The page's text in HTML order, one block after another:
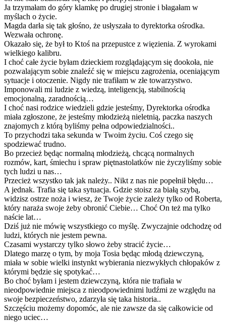
Ja trzymałam do góry klamkę po drugiej stronie i błagałam w
myślach o życie.
Magda darła się tak głośno, że usłyszała to dyrektorka ośrodka.
Wezwała ochronę.
Okazało się, że był to Ktoś na przepustce z więzienia. Z wyrokami
wielkiego kalibru.
I choć całe życie byłam dzieckiem rozglądającym się dookoła, nie
pozwalającym sobie znaleźć się w miejscu zagrożenia, oceniającym
sytuacje i otoczenie. Nigdy nie trafiłam w złe towarzystwo.
Imponowali mi ludzie z wiedzą, inteligencją, stabilnością
emocjonalną, zaradnością…
I choć nasi rodzice wiedzieli gdzie jesteśmy, Dyrektorka ośrodka
miała zgłoszone, że jesteśmy młodzieżą nieletnią, paczka naszych
znajomych z którą byliśmy pełna odpowiedzialności..
To przychodzi taka sekunda w Twoim życiu. Coś czego się
spodziewać trudno.
Bo przecież będąc normalną młodzieżą, chcącą normalnych
rozmów, kart, śmiechu i spraw piętnastolatków nie życzyliśmy sobie
tych ludzi u nas…
Przecież wszystko tak jak należy.. Nikt z nas nie popełnił błędu…
A jednak. Trafia się taka sytuacja. Gdzie stoisz za białą szybą,
widzisz ostrze noża i wiesz, że Twoje życie zależy tylko od Roberta,
który naraża swoje żeby obronić Ciebie… Choć On też ma tylko
naście lat…
Dziś już nie mówię wszystkiego co myślę. Zwyczajnie odchodzę od
ludzi, których nie jestem pewna.
Czasami wystarczy tylko słowo żeby stracić życie…
Dlatego marzę o tym, by moja Tosia będąc młodą dziewczyną,
miała w sobie wielki instynkt wybierania niezwykłych chłopaków z
którymi będzie się spotykać…
Bo choć byłam i jestem dziewczyną, która nie trafiała w
nieodpowiednie miejsca z nieodpowiednimi ludźmi ze względu na
swoje bezpieczeństwo, zdarzyła się taka historia..
Szczęściu możemy dopomóc, ale nie zawsze da się całkowicie od
niego uciec…